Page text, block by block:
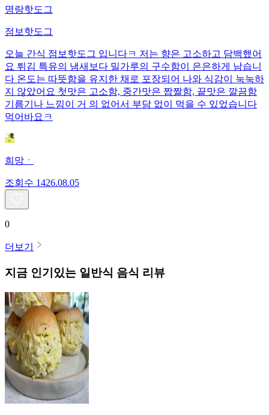
명랑핫도그
점보핫도그
오늘 간식 점보핫도그 입니다ㅋ 저는 향은 고소하고 담백했어
요 튀김 특유의 냄새보다 밀가루의 구수함이 은은하게 남습니
다 온도는 따뜻함을 유지한 채로 포장되어 나와 식감이 눅눅하
지 않았어요 첫맛은 고소함, 중간맛은 짭짤함, 끝맛은 깔끔함
기름기나 느낌이 거 의 없어서 부담 없이 먹을 수 있었습니다
먹어바요ㅋ
희망ㆍ
조회수 1426.08.05
0
더보기
지금 인기있는 일반식 음식 리뷰